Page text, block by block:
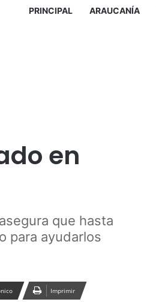
PRINCIPAL ARAUCANÍA
en
que hasta
para ayudarlos
Imprimir